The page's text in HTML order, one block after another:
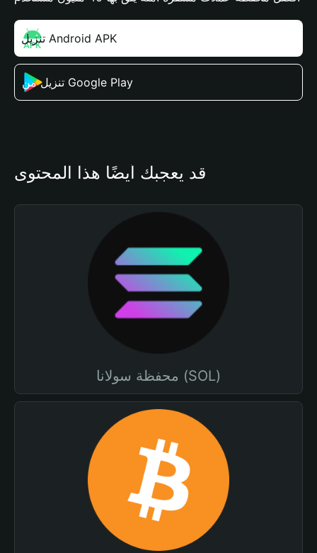
تنزيل Android APK
تنزيل من Google Play
قد يعجبك أيضًا هذا المحتوى
محفظة سولانا (SOL)